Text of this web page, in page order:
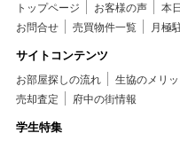
トップページ お客様の声 本
お問合せ
売買物件一覧 月極
サイトコンテンツ
お部屋探しの流れ 生協のメリッ
売却査定
府中の街情報
学生特集